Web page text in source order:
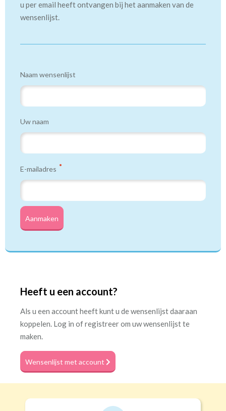
u per email heeft ontvangen bij het aanmaken van de
wensenlijst.
Naam wensenlijst
Uw naam
E-mailadres
Aanmaken
Heeft u een account?
Als u een account heeft kunt u de wensenlijst daaraan
koppelen. Log in of registreer om uw wensenlijst te
maken.
Wensenlijst met account